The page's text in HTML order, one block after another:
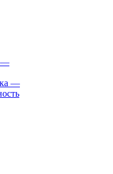
—
—